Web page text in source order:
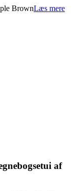
BrownLæs mere
af